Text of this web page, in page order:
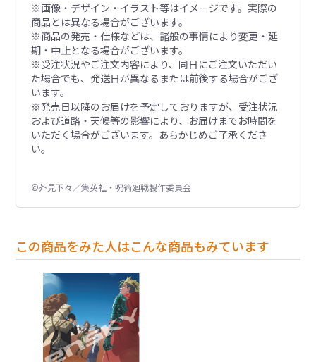
※画像・デザイン・イラスト等はイメージです。実際の
商品とは異なる場合がございます。
※商品の発売・仕様などは、諸般の事情により変更・延
期・中止となる場合がございます。
※受注状況やご注文内容により、同日にご注文いただい
た場合でも、発送日が異なるまたは前後する場合がござ
います。
※発売日以降のお届けを予定しておりますが、受注状況
および道路・天候等の影響により、お届けまでお時間を
いただく場合がございます。あらかじめご了承くださ
い。
©芥見下々／集英社・呪術廻戦製作委員会
この商品をみた人はこんな商品もみています